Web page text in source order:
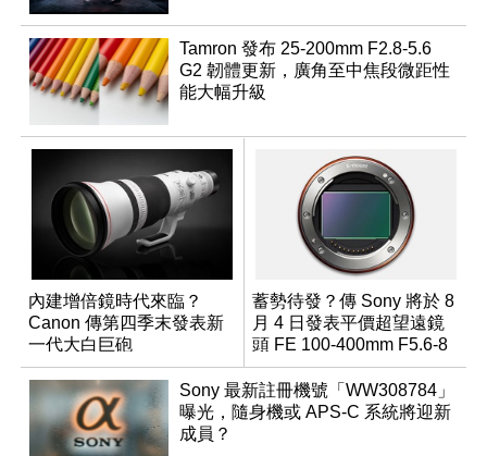
Tamron 發布 25-200mm F2.8-5.6
G2 韌體更新，廣角至中焦段微距性
能大幅升級
內建增倍鏡時代來臨？
Canon 傳第四季末發表新
一代大白巨砲
蓄勢待發？傳 Sony 將於 8
月 4 日發表平價超望遠鏡
頭 FE 100-400mm F5.6-8
Sony 最新註冊機號「WW308784」
曝光，隨身機或 APS-C 系統將迎新
成員？